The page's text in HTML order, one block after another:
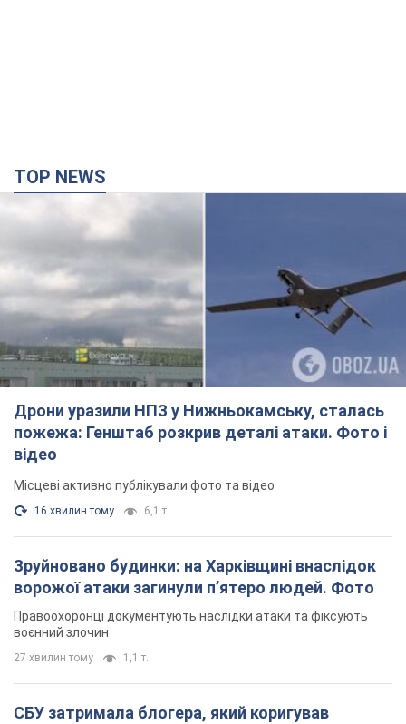
TOP NEWS
Дрони уразили НПЗ у Нижньокамську, сталась
пожежа: Генштаб розкрив деталі атаки. Фото і
відео
Місцеві активно публікували фото та відео
16 хвилин тому 6,1 т.
Зруйновано будинки: на Харківщині внаслідок
ворожої атаки загинули п’ятеро людей. Фото
Правоохоронці документують наслідки атаки та фіксують
воєнний злочин
27 хвилин тому 1,1 т.
СБУ затримала блогера, який коригував